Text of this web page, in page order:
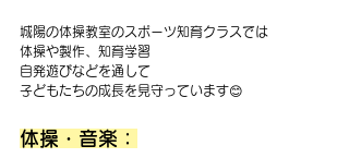
城陽の体操教室のスポーツ知育クラスでは
体操や製作、知育学習
自発遊びなどを通して
子どもたちの成長を見守っています😊
体操・音楽：